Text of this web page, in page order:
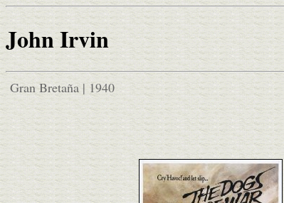
John Irvin
Gran Bretaña | 1940